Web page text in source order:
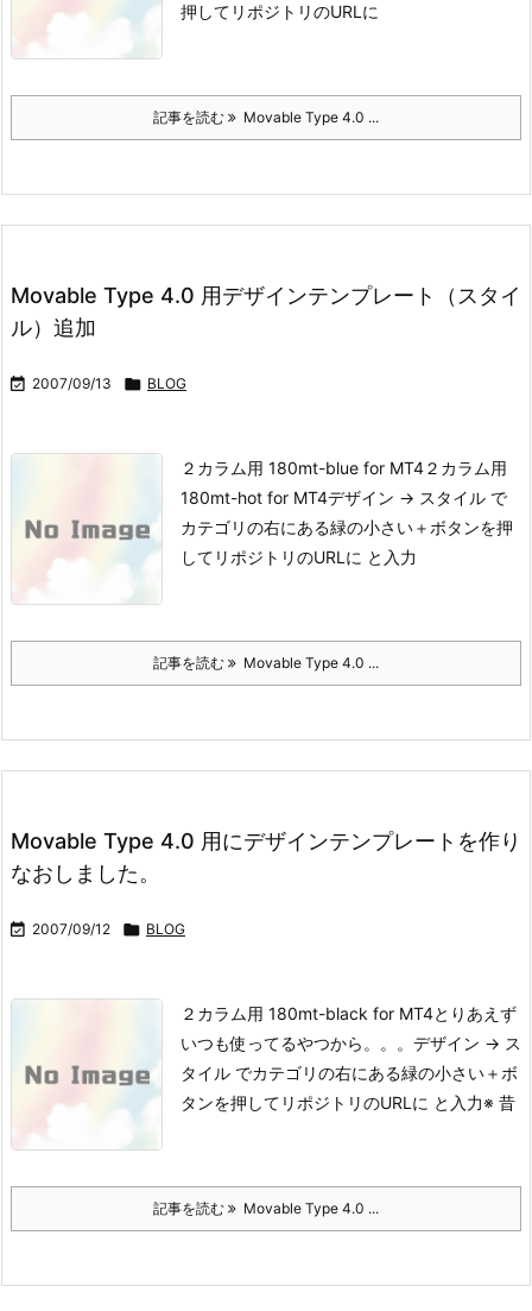
押してリポジトリのURLに
記事を読む Movable Type 4.0 ...
Movable Type 4.0 用デザインテンプレート（スタイ
ル）追加
 2007/09/13  BLOG
２カラム用 180mt-blue for MT4２カラム用
180mt-hot for MT4デザイン → スタイル で
カテゴリの右にある緑の小さい＋ボタンを押
してリポジトリのURLに と入力
記事を読む Movable Type 4.0 ...
Movable Type 4.0 用にデザインテンプレートを作り
なおしました。
 2007/09/12  BLOG
２カラム用 180mt-black for MT4とりあえず
いつも使ってるやつから。。。 デザイン → ス
タイル でカテゴリの右にある緑の小さい＋ボ
タンを押してリポジトリのURLに と入力※ 昔
記事を読む Movable Type 4.0 ...